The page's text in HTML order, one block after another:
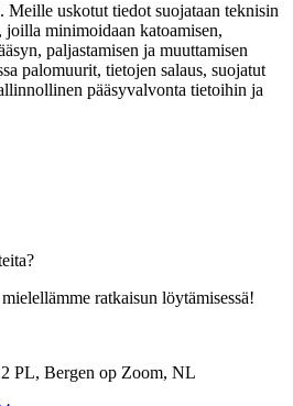
Meille uskotut tiedot suojataan teknisin
minimoidaan katoamisen,
paljastamisen ja muuttamisen
palomuurit, tietojen salaus, suojatut
pääsyvalvonta tietoihin ja
ratkaisun löytämisessä!
PL, Bergen op Zoom, NL